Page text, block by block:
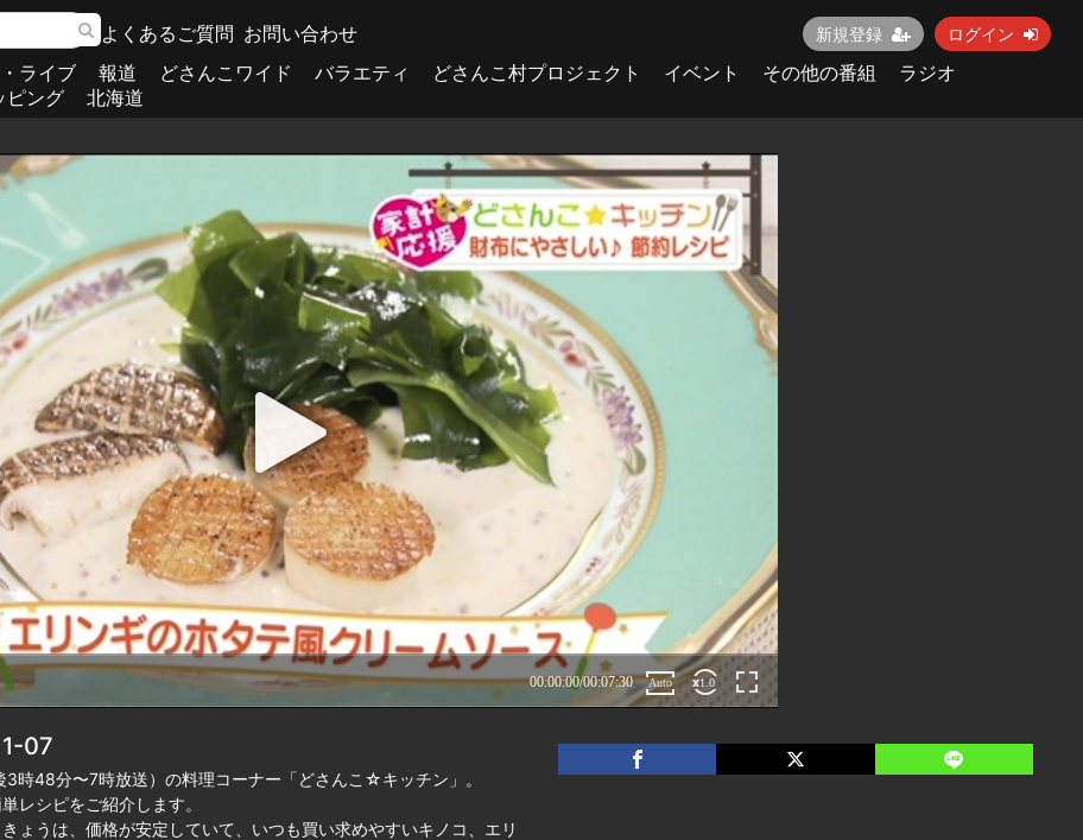
よくあるご質問 お問い合わせ 新規登録 ログイン
ライブ 報道 どさんこワイド バラエティ どさんこ村プロジェクト イベント その他の番組
ラジオ
ピング 北海道
07
時48分〜7時放送）の料理コーナー「どさんこ☆キッチン」。
レシピをご紹介します。
ょうは、価格が安定していて、いつも買い求めやすいキノコ、エリ